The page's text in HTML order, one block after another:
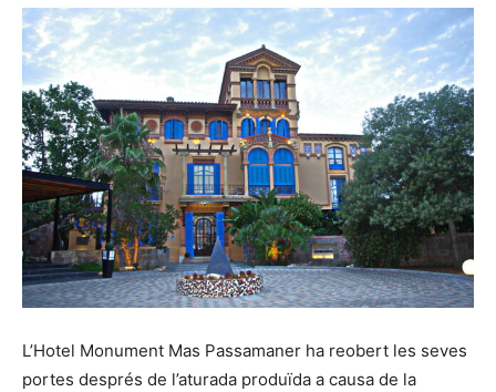
L’Hotel Monument Mas Passamaner ha reobert les seves
portes després de l’aturada produïda a causa de la